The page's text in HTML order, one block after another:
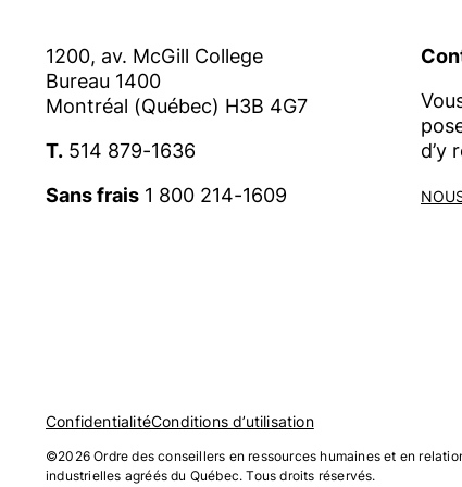
1200, av. McGill College
Bureau 1400
Montréal (Québec) H3B 4G7
T. 514 879-1636
Sans frais 1 800 214-1609
d’y
ConfidentialitéConditions d’utilisation
©2026 Ordre des conseillers en ressources humaines et en
industrielles agréés du Québec. Tous droits réservés.